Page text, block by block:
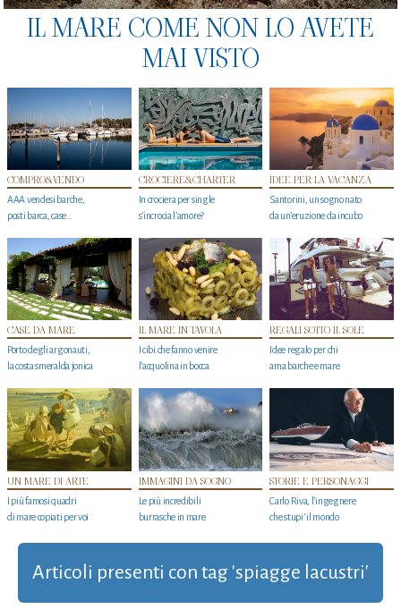
IL MARE COME NON LO AVETE
MAI VISTO
COMPRO&VENDO
AAA vendesi barche,
posti barca, case…
CROCIERE&CHARTER
In crociera per single
s'incrocia l’amore?
IDEE PER LA VACANZA
Santorini, un sogno nato
da un’eruzione da incubo
CASE DA MARE
Porto degli argonauti,
la costa smeralda jonica
IL MARE IN TAVOLA
I cibi che fanno venire
l’acquolina in bocca
REGALI SOTTO IL SOLE
Idee regalo per chi
ama barche e mare
UN MARE DI ARTE
I più famosi quadri
di mare copiati per voi
IMMAGINI DA SOGNO
Le più incredibili
burrasche in mare
STORIE E PERSONAGGI
Carlo Riva, l’ingegnere
che stupi' il mondo
Articoli presenti con tag 'spiagge lacustri'